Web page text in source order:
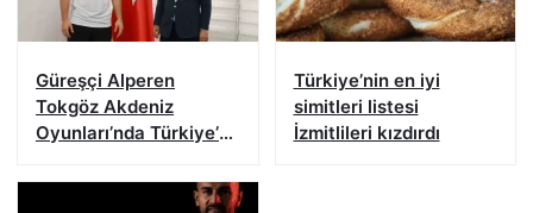
Güreşçi Alperen
Tokgöz Akdeniz
Oyunları’nda Türkiye’yi
Türkiye’nin en iyi
simitleri listesi
İzmitlileri kızdırdı